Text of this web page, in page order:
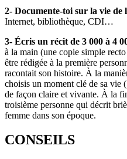
2- Documente-toi sur la vie de
Internet, bibliothèque, CDI…
3- Écris un récit de 3 000 à 4
à la main (une copie simple
être rédigée à la première
racontait son histoire. À la
choisis un moment clé de sa
de façon claire et vivante. À la
troisième personne qui décrit
femme dans son époque.
CONSEILS